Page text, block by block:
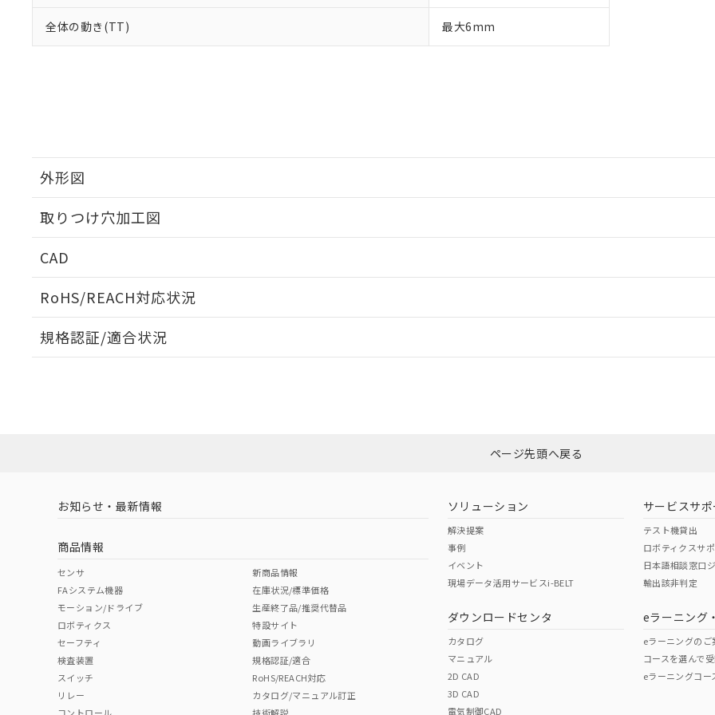
全体の動き(TT) 最大6mm
外形図
取りつけ穴加工図
CAD
RoHS/REACH対応状況
EU RoHS 注意事項・凡例
ダウンロードはこちら
中国 RoHS 注意事項・凡例
中国 RoHS表
Pb Hg Cr(VI)
規格認証/適合状況
ページ先頭へ戻る
お知らせ・最新情報
商品情報
センサ
FAシステム機器
モーション/ドライブ
ロボティクス
セーフティ
検査装置
スイッチ
リレー
新商品情報
在庫状況/標準価格
生産終了品/推奨代替品
特設サイト
動画ライブラリ
規格認証/適合
RoHS/REACH対応
カタログ/マニュアル訂正
ソリューション
解決提案
事例
イベント
現場データ活用サービスi-BELT
ダウンロードセンタ
カタログ
マニュアル
2D CAD
3D CAD
電気制御CAD
サービスサポ
テスト機貸出
ロボティクスサ
日本語相談窓口
輸出該非判定
eラーニング
eラーニングのご
コースを選んで
eラーニングコー